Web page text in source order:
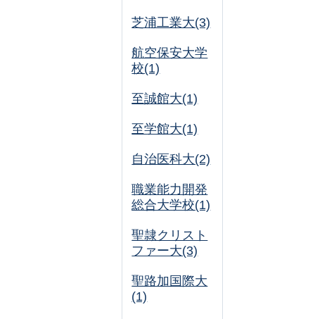
芝浦工業大(3)
航空保安大学
校(1)
至誠館大(1)
至学館大(1)
自治医科大(2)
職業能力開発
総合大学校(1)
聖隷クリスト
ファー大(3)
聖路加国際大
(1)